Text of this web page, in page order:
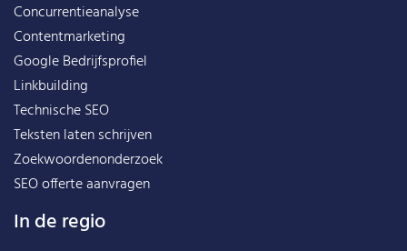
Concurrentieanalyse
Contentmarketing
Google Bedrijfsprofiel
Linkbuilding
Technische SEO
Teksten laten schrijven
Zoekwoordenonderzoek
SEO offerte aanvragen
In de regio